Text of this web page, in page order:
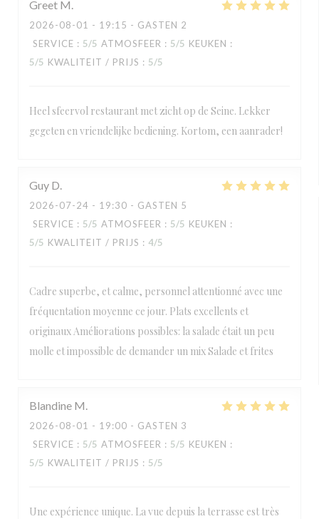
Greet M
2026-08-01 - 19:15 - GASTEN 2
SERVICE : 5/5 ATMOSFEER : 5/5 KEUKEN :
5/5 KWALITEIT / PRIJS : 5/5
Heel sfeervol restaurant met zicht op de Seine. Lekker
gegeten en vriendelijke bediening. Kortom, een aanrader!
Guy D
2026-07-24 - 19:30 - GASTEN 5
SERVICE : 5/5 ATMOSFEER : 5/5 KEUKEN :
5/5 KWALITEIT / PRIJS : 4/5
Cadre superbe, et calme, personnel attentionné avec une
fréquentation moyenne ce jour. Plats excellents et
originaux Améliorations possibles: la salade était un peu
molle et impossible de demander un mix Salade et frites
Blandine M
2026-08-01 - 19:00 - GASTEN 3
SERVICE : 5/5 ATMOSFEER : 5/5 KEUKEN :
5/5 KWALITEIT / PRIJS : 5/5
Une expérience unique. La vue depuis la terrasse est très